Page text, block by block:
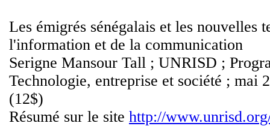
Les émigrés sénégalais et les nouvelles
l'information et de la communication
Serigne Mansour Tall ; UNRISD ;
Technologie, entreprise et société ; mai
(12$)
Résumé sur le site http://